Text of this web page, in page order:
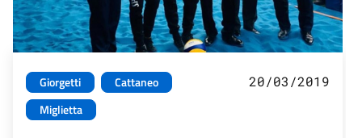
Giorgetti
Cattaneo
Miglietta
20/03/2019